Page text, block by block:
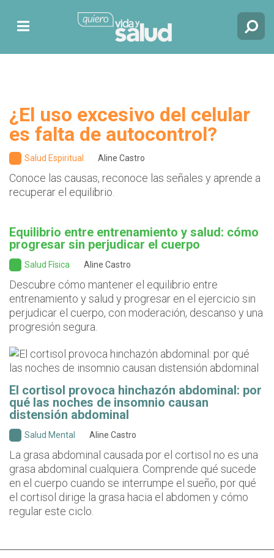
¿El uso excesivo del celular
es falta de autocontrol?
Salud Espiritual Aline Castro
Conoce las causas, reconoce las señales y aprende a
recuperar el equilibrio.
Equilibrio entre entrenamiento y salud: cómo
progresar sin perjudicar el cuerpo
Salud Física Aline Castro
Descubre cómo mantener el equilibrio entre
entrenamiento y salud y progresar en el ejercicio sin
perjudicar el cuerpo, con moderación, descanso y una
progresión segura.
El cortisol provoca hinchazón abdominal: por
qué las noches de insomnio causan
distensión abdominal
Salud Mental Aline Castro
La grasa abdominal causada por el cortisol no es una
grasa abdominal cualquiera. Comprende qué sucede
en el cuerpo cuando se interrumpe el sueño, por qué
el cortisol dirige la grasa hacia el abdomen y cómo
regular este ciclo.